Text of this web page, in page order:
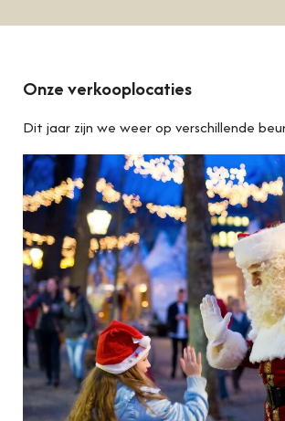
Onze verkooplocaties
Dit jaar zijn we weer op verschillende